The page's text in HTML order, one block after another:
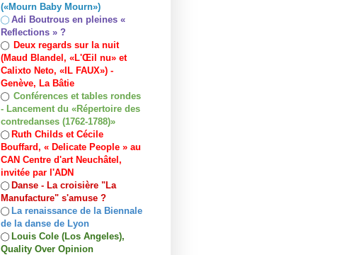
(«Mourn Baby Mourn»)
◯ Adi Boutrous en pleines «
Reflections » ?
◯ Deux regards sur la nuit
(Maud Blandel, «L'Œil nu» et
Calixto Neto, «IL FAUX») -
Genève, La Bâtie
◯ Conférences et tables rondes
- Lancement du «Répertoire des
contredanses (1762-1788)»
◯ Ruth Childs et Cécile
Bouffard, « Delicate People » au
CAN Centre d'art Neuchâtel,
invitée par l'ADN
◯ Danse - La croisière "La
Manufacture" s'amuse ?
◯ La renaissance de la Biennale
de la danse de Lyon
◯ Louis Cole (Los Angeles),
Quality Over Opinion